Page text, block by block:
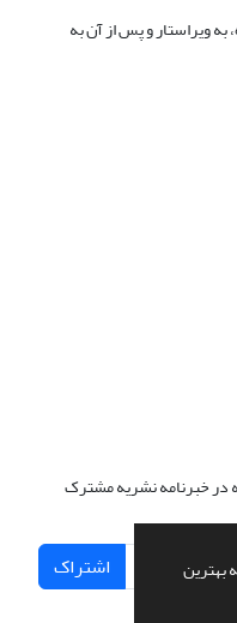
بهترین
به ویراستار و پس از آن به
در خبرنامه نشریه مشترک
اشتراک